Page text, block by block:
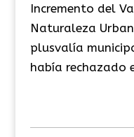
Incremento del
Naturaleza
plusvalía
había rechazado